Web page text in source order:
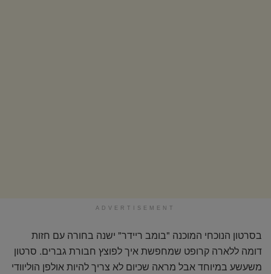
ADVERTISEMENT
בסרטון הנוכחי המוכנה "בומב ריידר" ישנה בחורה עם חזות
דומה ללארה קרופט שמחפשת איך לפוצץ חבורת גברים. סרטון
משעשע במיוחד אבל מראה שכיום לא צריך להיות אולפן הוליוודי